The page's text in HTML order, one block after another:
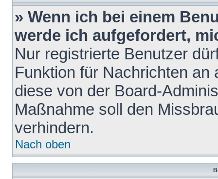
» Wenn ich bei einem
werde ich aufgefordert,
Nur registrierte Benutzer
Funktion für Nachrichten
diese von der Board-
Maßnahme soll den
verhindern.
Nach oben